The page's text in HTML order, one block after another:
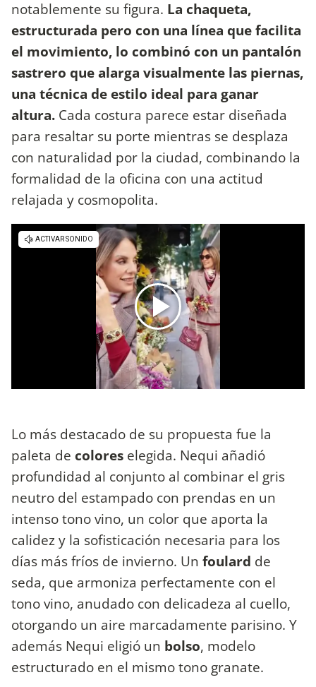
notablemente su figura. La chaqueta,
estructurada pero con una línea que facilita
el movimiento, lo combinó con un pantalón
sastrero que alarga visualmente las piernas,
una técnica de estilo ideal para ganar
altura. Cada costura parece estar diseñada
para resaltar su porte mientras se desplaza
con naturalidad por la ciudad, combinando la
formalidad de la oficina con una actitud
relajada y cosmopolita.
Lo más destacado de su propuesta fue la
paleta de colores elegida. Nequi añadió
profundidad al conjunto al combinar el gris
neutro del estampado con prendas en un
intenso tono vino, un color que aporta la
calidez y la sofisticación necesaria para los
días más fríos de invierno. Un foulard de
seda, que armoniza perfectamente con el
tono vino, anudado con delicadeza al cuello,
otorgando un aire marcadamente parisino. Y
además Nequi eligió un bolso, modelo
estructurado en el mismo tono granate.